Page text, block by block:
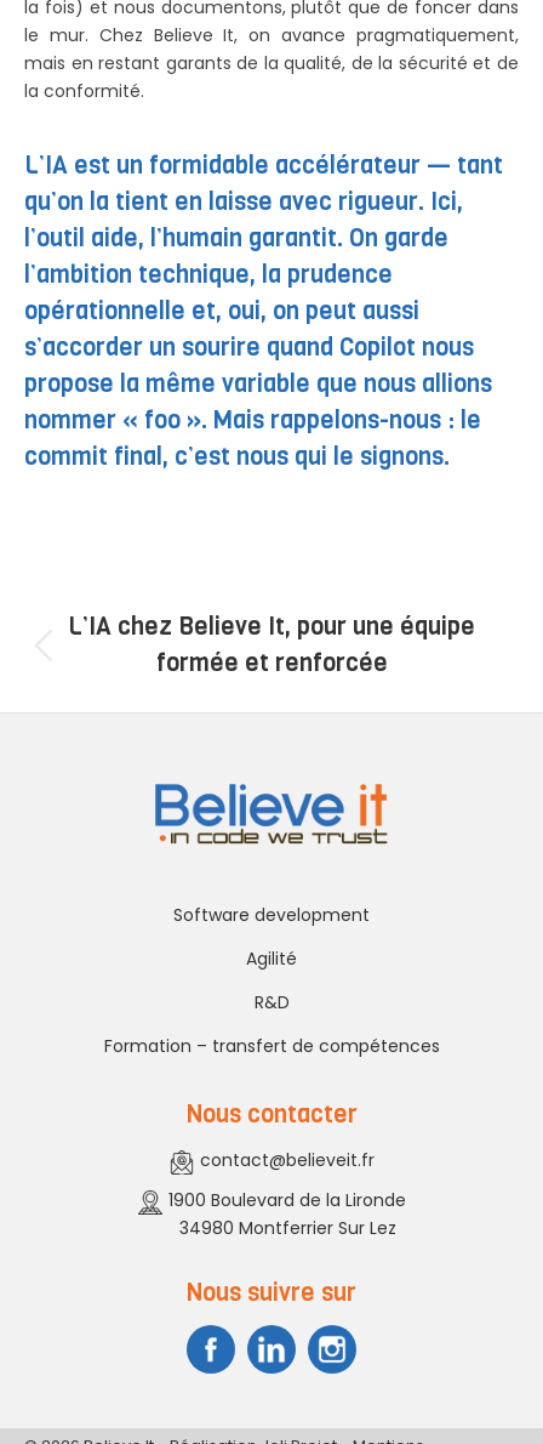
la fois) et nous documentons, plutôt que de foncer dans
le mur. Chez Believe It, on avance pragmatiquement,
mais en restant garants de la qualité, de la sécurité et de
la conformité.
L’IA est un formidable accélérateur — tant
qu’on la tient en laisse avec rigueur. Ici,
l’outil aide, l’humain garantit. On garde
l’ambition technique, la prudence
opérationnelle et, oui, on peut aussi
s’accorder un sourire quand Copilot nous
propose la même variable que nous allions
nommer « foo ». Mais rappelons-nous : le
commit final, c’est nous qui le signons.
article
Article
:
L’IA chez Believe It, pour une équipe
formée et renforcée
Software development
Agilité
R&D
Formation – transfert de compétences
Nous contacter
contact@believeit.fr
1900 Boulevard de la Lironde
34980 Montferrier Sur Lez
Nous suivre sur